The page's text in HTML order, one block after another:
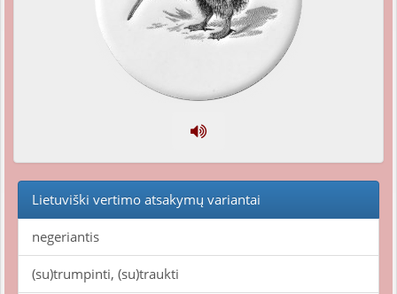
Lietuviški vertimo atsakymų variantai
negeriantis
(su)trumpinti, (su)traukti